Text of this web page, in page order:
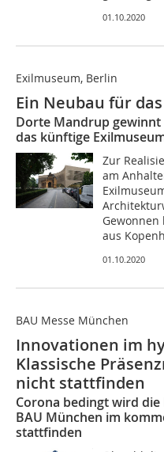
01.10.2020
Exilmuseum, Berlin
Ein Neubau für
Dorte Mandrup
das künftige
Zur
am
aus
01.10.2020
BAU Messe München
Innovationen im
Klassische
nicht stattfinden
Corona bedingt wird die
BAU München im
stattfinden